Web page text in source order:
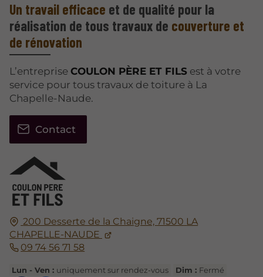
200 Desserte de la Chaigne,71500 LA
CHAPELLE-NAUDE
09 74 56 71 58
Lun - Ven : uniquement sur rendez-vous Dim : Fermé
Un travail efficace et de qualité pour la
réalisation de tous travaux de couverture et
de rénovation
L’entreprise COULON PÈRE ET FILS est à votre
service pour tous travaux de toiture à La
Chapelle-Naude.
Contact